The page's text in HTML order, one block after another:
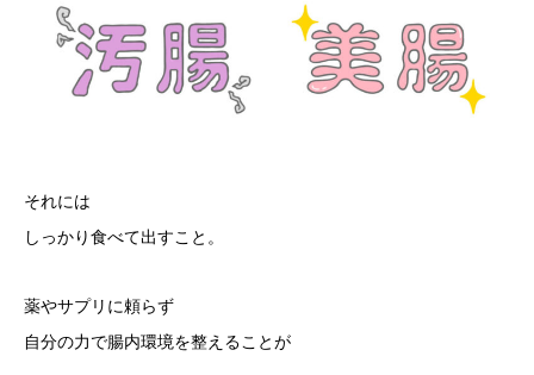
それには
しっかり食べて出すこと。
薬やサプリに頼らず
自分の力で腸内環境を整えることが